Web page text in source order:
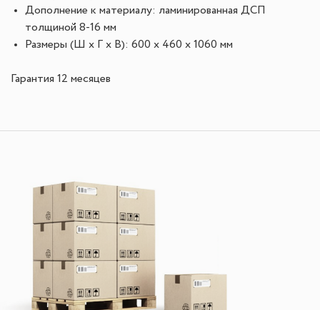
Дополнение к материалу: ламинированная ДСП
толщиной 8-16 мм
Размеры (Ш х Г х В): 600 x 460 x 1060 мм
Гарантия 12 месяцев